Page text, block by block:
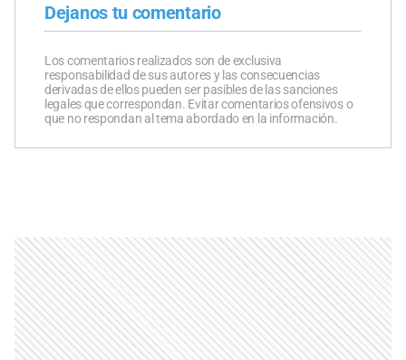
Dejanos tu comentario
Los comentarios realizados son de exclusiva
responsabilidad de sus autores y las consecuencias
derivadas de ellos pueden ser pasibles de las sanciones
legales que correspondan. Evitar comentarios ofensivos o
que no respondan al tema abordado en la información.